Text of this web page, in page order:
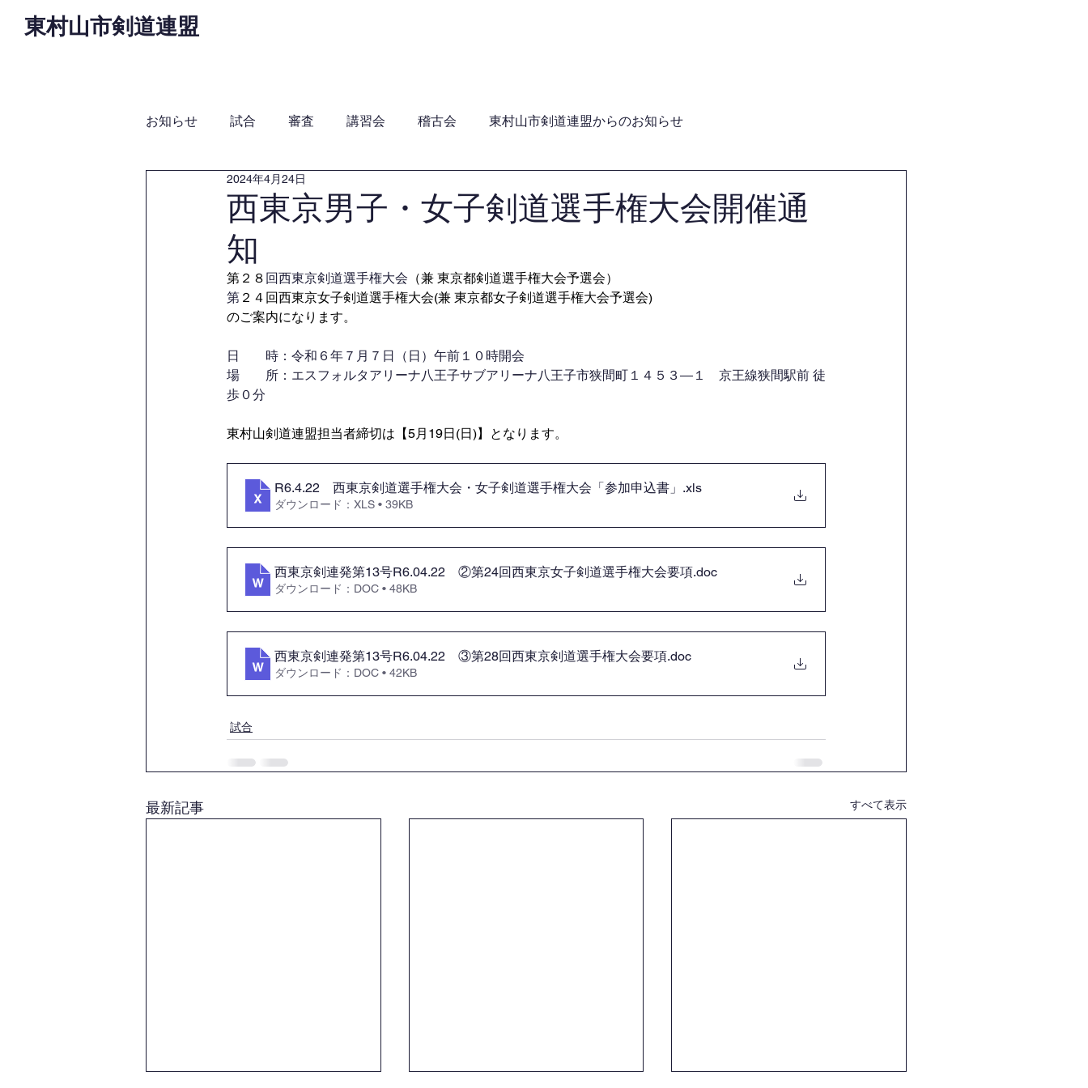
東村山市剣道連盟
お知らせ 試合 審査 講習会 稽古会 東村山市剣道連盟からのお知らせ
西東京男子・女子剣道選手権大会開催通
知
2024年4月24日
第 ２８ 回西東京剣道選手権大会 （兼 東京都剣道選手権大会予選会）
第 ２４回西東京女子剣道選手権大会(兼 東京都女子剣道選手権大会予選会)
のご案内になります。
日　　時：令和６年７月７日（日）午前１０時開会
場　　所：エスフォルタアリーナ八王子サブアリーナ八王子市狭間町１４５３―１　京王線狭間駅前 徒
歩０分
東村山剣道連盟担当者締切は【5月19日(日)】となります。
R6.4.22 西東京剣道選手権大会・女子剣道選手権大会「参加申込書」 .xls
ダウンロード：XLS • 39KB
西東京剣連発第13号R6.04.22 ②第24回西東京女子剣道選手権大会要項.doc
ダウンロード：DOC • 48KB
西東京剣連発第13号R6.04.22 ③第28回西東京剣道選手権大会要項.doc
ダウンロード：DOC • 42KB
試合
最新記事 すべて表示